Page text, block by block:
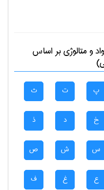
و متالوژیبر اساس
پ ت ث
خ د ذ
س ش ص
ع غ ف